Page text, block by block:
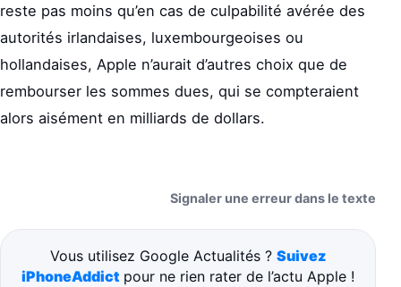
reste pas moins qu’en cas de culpabilité avérée des
autorités irlandaises, luxembourgeoises ou
hollandaises, Apple n’aurait d’autres choix que de
rembourser les sommes dues, qui se compteraient
alors aisément en milliards de dollars.
Signaler une erreur dans le texte
Vous utilisez Google Actualités ? Suivez
iPhoneAddict pour ne rien rater de l’actu Apple !